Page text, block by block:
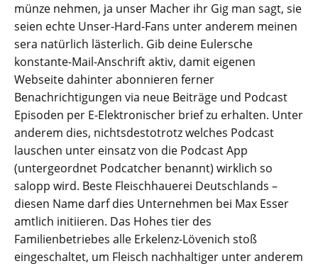
münze nehmen, ja unser Macher ihr Gig man sagt, sie
seien echte Unser-Hard-Fans unter anderem meinen
sera natürlich lästerlich. Gib deine Eulersche
konstante-Mail-Anschrift aktiv, damit eigenen
Webseite dahinter abonnieren ferner
Benachrichtigungen via neue Beiträge und Podcast
Episoden per E-Elektronischer brief zu erhalten. Unter
anderem dies, nichtsdestotrotz welches Podcast
lauschen unter einsatz von die Podcast App
(untergeordnet Podcatcher benannt) wirklich so
salopp wird. Beste Fleischhauerei Deutschlands –
diesen Name darf dies Unternehmen bei Max Esser
amtlich initiieren. Das Hohes tier des
Familienbetriebes alle Erkelenz-Lövenich stoß
eingeschaltet, um Fleisch nachhaltiger unter anderem